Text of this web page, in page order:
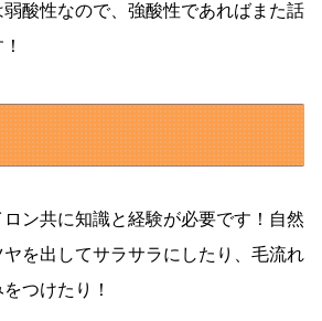
酸性なので、強酸性であればまた話
ン共に知識と経験が必要です！自然
を出してサラサラにしたり、毛流れ
つけたり！